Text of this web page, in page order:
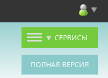
СЕРВИСЫ